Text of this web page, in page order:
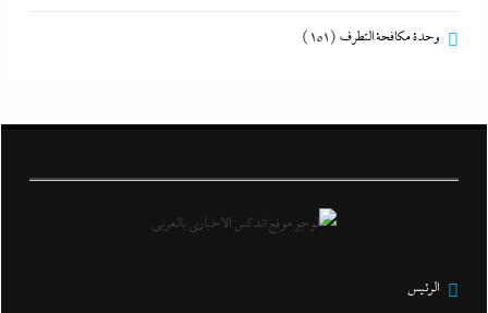
وحدة مكافحة التطرف (151)
الرئيس